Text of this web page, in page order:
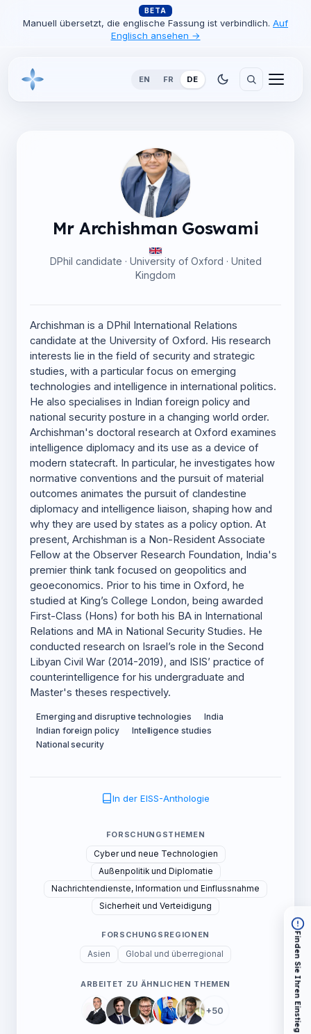
BETA
Manuell übersetzt, die englische Fassung ist verbindlich. Auf
Englisch ansehen →
EN FR DE
Mr Archishman Goswami
DPhil candidate · University of Oxford · United
Kingdom
Archishman is a DPhil International Relations
candidate at the University of Oxford. His research
interests lie in the field of security and strategic
studies, with a particular focus on emerging
technologies and intelligence in international politics.
He also specialises in Indian foreign policy and
national security posture in a changing world order.
Archishman's doctoral research at Oxford examines
intelligence diplomacy and its use as a device of
modern statecraft. In particular, he investigates how
normative conventions and the pursuit of material
outcomes animates the pursuit of clandestine
diplomacy and intelligence liaison, shaping how and
why they are used by states as a policy option. At
present, Archishman is a Non-Resident Associate
Fellow at the Observer Research Foundation, India's
premier think tank focused on geopolitics and
geoeconomics. Prior to his time in Oxford, he
studied at King’s College London, being awarded
First-Class (Hons) for both his BA in International
Relations and MA in National Security Studies. He
conducted research on Israel’s role in the Second
Libyan Civil War (2014-2019), and ISIS’ practice of
counterintelligence for his undergraduate and
Master's theses respectively.
Emerging and disruptive technologies
India
Indian foreign policy
Intelligence studies
National security
In der EISS-Anthologie
FORSCHUNGSTHEMEN
Cyber und neue Technologien
Außenpolitik und Diplomatie
Nachrichtendienste, Information und Einflussnahme
Sicherheit und Verteidigung
FORSCHUNGSREGIONEN
Asien
Global und überregional
ARBEITET ZU ÄHNLICHEN THEMEN
+50 Finden Sie Ihren Einstieg